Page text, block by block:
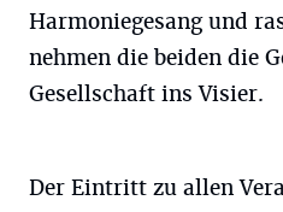
Harmoniegesang und
nehmen die beiden die
Gesellschaft ins Visier.
Der Eintritt zu allen